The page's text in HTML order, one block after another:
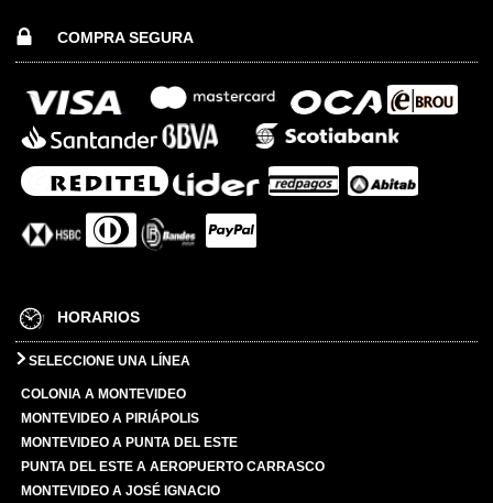
COMPRA SEGURA
HORARIOS
SELECCIONE UNA LÍNEA
COLONIA A MONTEVIDEO
MONTEVIDEO A PIRIÁPOLIS
MONTEVIDEO A PUNTA DEL ESTE
PUNTA DEL ESTE A AEROPUERTO CARRASCO
MONTEVIDEO A JOSÉ IGNACIO